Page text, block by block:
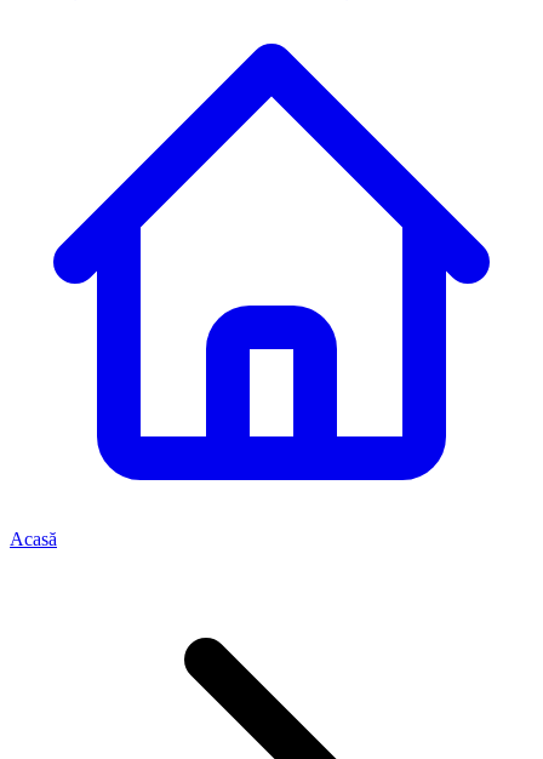
Acasă